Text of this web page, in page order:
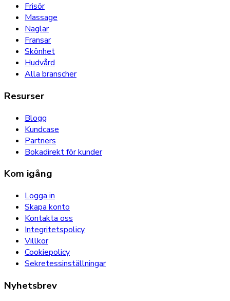
Frisör
Massage
Naglar
Fransar
Skönhet
Hudvård
Alla branscher
Resurser
Blogg
Kundcase
Partners
Bokadirekt för kunder
Kom igång
Logga in
Skapa konto
Kontakta oss
Integritetspolicy
Villkor
Cookiepolicy
Sekretessinställningar
Nyhetsbrev